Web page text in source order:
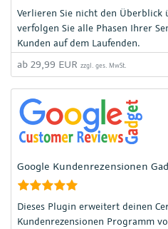
Verlieren Sie nicht den Überblick
verfolgen Sie alle Phasen Ihrer
Kunden auf dem Laufenden.
ab 29,99 EUR zzgl. ges. MwSt.
Google Kundenrezensionen
Dieses Plugin erweitert deinen
Kundenrezensionen Programm